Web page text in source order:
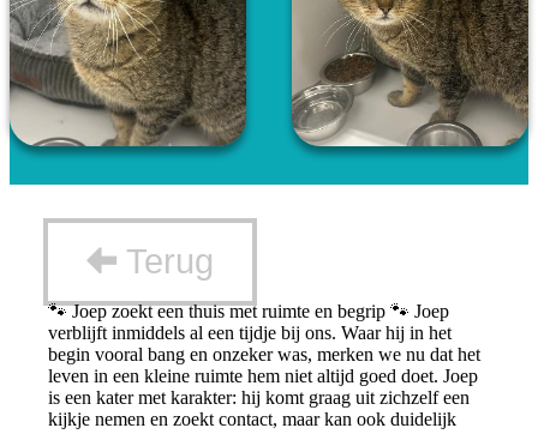
Terug
🐾 Joep zoekt een thuis met ruimte en begrip 🐾 Joep
verblijft inmiddels al een tijdje bij ons. Waar hij in het
begin vooral bang en onzeker was, merken we nu dat het
leven in een kleine ruimte hem niet altijd goed doet. Joep
is een kater met karakter: hij komt graag uit zichzelf een
kijkje nemen en zoekt contact, maar kan ook duidelijk